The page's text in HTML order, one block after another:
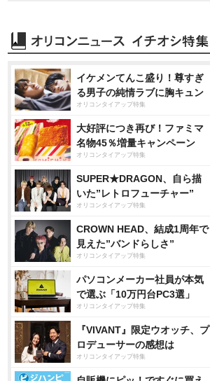
イケメンてんこ盛り！尊すぎ
る男子の純情ラブに胸キュン
オリコンタイアップ特集
大好評につき再び！ファミマ
名物45％増量キャンペーン
オリコンタイアップ特集
SUPER★DRAGON、自ら描
いた”レトロフューチャー”
オリコンタイアップ特集
CROWN HEAD、結成1周年で
見えた”バンドらしさ”
オリコンタイアップ特集
パソコンメーカー社員が本気
で選ぶ「10万円台PC3選」
オリコンタイアップ特集
『VIVANT』限定ウオッチ、プ
ロデューサーの感想は
オリコンタイアップ特集